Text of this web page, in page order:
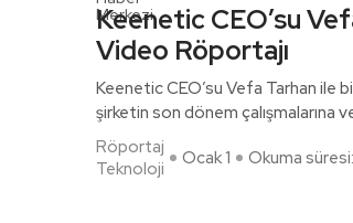
Keenetic CEO’su
Video Röportajı
Keenetic CEO’su Vefa Tarhan ile
şirketin son dönem çalışmalarına
Röportaj
Teknoloji
Ocak 1 Okuma